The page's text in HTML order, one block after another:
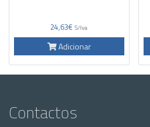
24,63€ S/Iva
Adicionar
Contactos